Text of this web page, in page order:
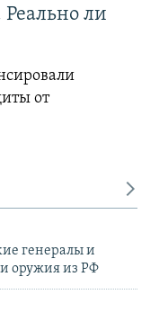
ли
от
генералы и
оружия из РФ